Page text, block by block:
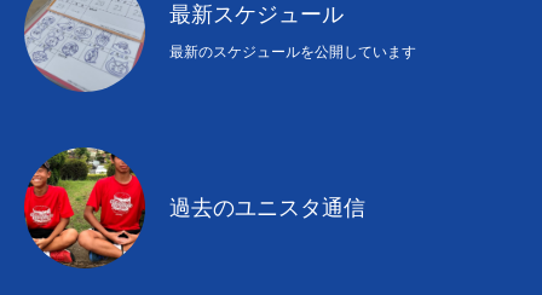
最新スケジュール
最新のスケジュールを公開しています
過去のユニスタ通信